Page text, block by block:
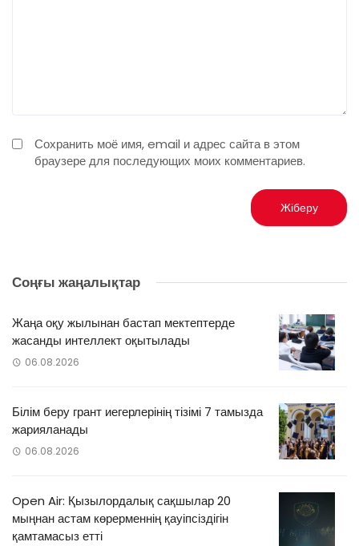
Сохранить моё имя, email и адрес сайта в этом
браузере для последующих моих комментариев.
Соңғы жаңалықтар
Жаңа оқу жылынан бастап мектептерде
жасанды интеллект оқытылады
06.08.2026
Білім беру грант иегерлерінің тізімі 7 тамызда
жарияланады
06.08.2026
Open Air: Қызылордалық сақшылар 20
мыңнан астам көрерменнің қауіпсіздігін
қамтамасыз етті